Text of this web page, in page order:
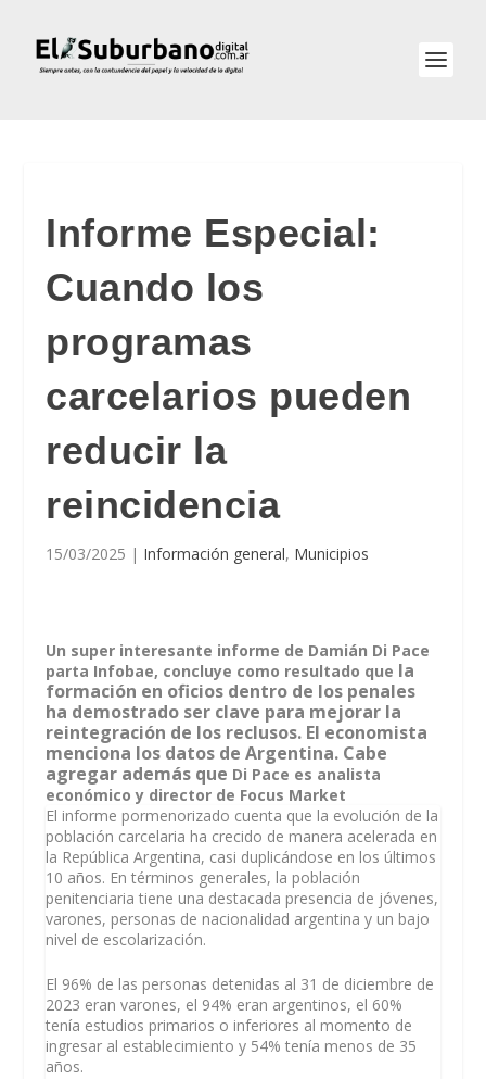
Informe Especial:
Cuando los
programas
carcelarios pueden
reducir la
reincidencia
15/03/2025 | Información general, Municipios
Un super interesante informe de Damián Di Pace
parta Infobae, concluye como resultado que la
formación en oficios dentro de los penales
ha demostrado ser clave para mejorar la
reintegración de los reclusos. El economista
menciona los datos de Argentina. Cabe
agregar además que Di Pace es analista
económico y director de Focus Market
El informe pormenorizado cuenta que la evolución de la
población carcelaria ha crecido de manera acelerada en
la República Argentina, casi duplicándose en los últimos
10 años. En términos generales, la población
penitenciaria tiene una destacada presencia de jóvenes,
varones, personas de nacionalidad argentina y un bajo
nivel de escolarización.
El 96% de las personas detenidas al 31 de diciembre de
2023 eran varones, el 94% eran argentinos, el 60%
tenía estudios primarios o inferiores al momento de
ingresar al establecimiento y 54% tenía menos de 35
años.